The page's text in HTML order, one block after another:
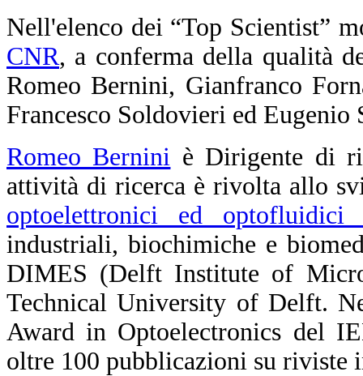
Nell'elenco dei “Top Scientist”
CNR, a conferma della qualità
Romeo Bernini, Gianfranco
Francesco Soldovieri ed Eugenio
Romeo Bernini è Dirigente di
attività di ricerca è rivolta allo
optoelettronici ed optofluidici
industriali, biochimiche e
DIMES (Delft Institute of
Technical University of Delft.
Award in Optoelectronics del
oltre 100 pubblicazioni su riviste